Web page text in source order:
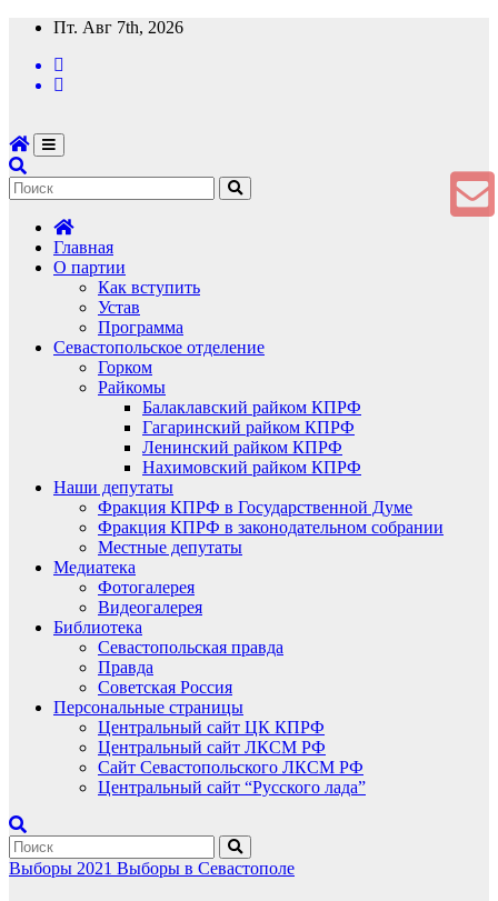
Перейти
содержимому
Пт. Авг 7th, 2026
Главная
О партии
Как вступить
Устав
Программа
Севастопольское отделение
Горком
Райкомы
Балаклавский райком КПРФ
Гагаринский райком КПРФ
Ленинский райком КПРФ
Нахимовский райком КПРФ
Наши депутаты
Фракция КПРФ в Государственной Думе
Фракция КПРФ в законодательном собрании
Местные депутаты
Медиатека
Фотогалерея
Видеогалерея
Библиотека
Севастопольская правда
Правда
Советская Россия
Персональные страницы
Центральный сайт ЦК КПРФ
Центральный сайт ЛКСМ РФ
Сайт Севастопольского ЛКСМ РФ
Центральный сайт “Русского лада”
Выборы 2021 Выборы в Севастополе